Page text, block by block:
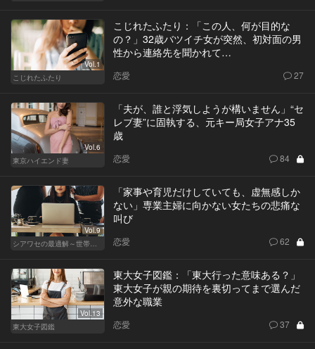
Vol.1
こじれたふたり
こじれたふたり：「この人、何が目的な
の？」32歳バツイチ女が突然、初対面の男
性から連絡先を聞かれて…
恋愛 27
Vol.6
東京ハイエンド妻
「夫が、誰と浮気しようが構いません」“セ
レブ妻”に固執する、元キー局女子アナ35
歳
恋愛 84
Vol.9
「家事や育児だけしていても、虚無感しか
ない」専業主婦に向かない女たちの悲痛な
叫び
恋愛 62
Vol.13
東大女子図鑑
東大女子図鑑：「東大行った意味ある？」
東大女子が親の期待を裏切ってまで選んだ
意外な職業
恋愛 37